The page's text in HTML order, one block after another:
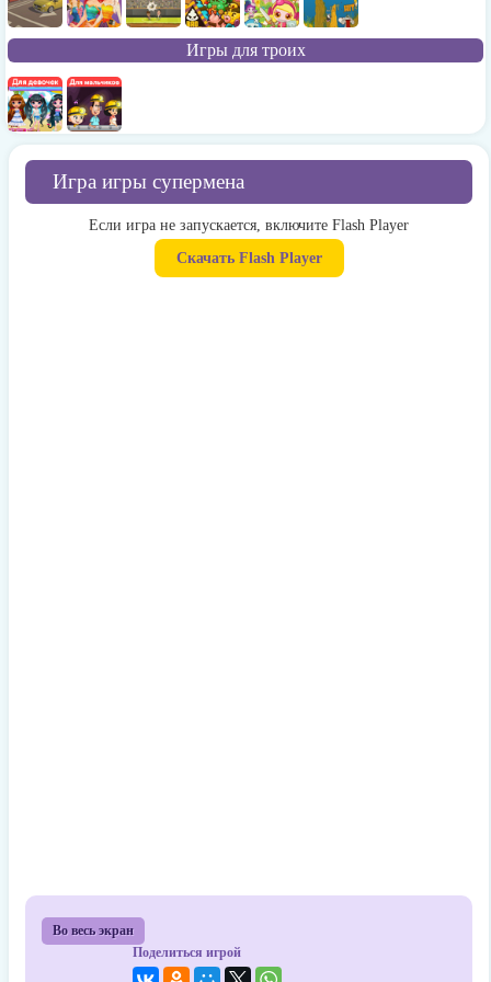
Игры для троих
Игра игры супермена
Если игра не запускается, включите Flash Player
Скачать Flash Player
Во весь экран
Поделиться игрой